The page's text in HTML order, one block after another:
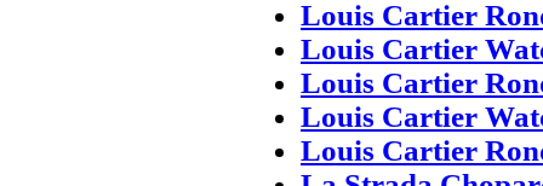
Louis Cartier
Louis Cartier
Louis Cartier
Louis Cartier
Louis Cartier